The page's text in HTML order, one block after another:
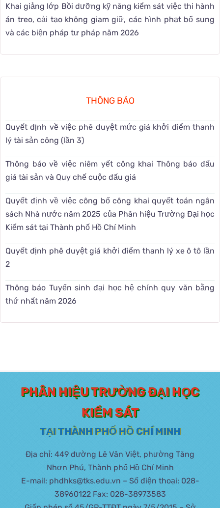
Khai giảng lớp Bồi dưỡng kỹ năng kiểm sát việc thi hành
án treo, cải tạo không giam giữ, các hình phạt bổ sung
và các biện pháp tư pháp năm 2026
THÔNG BÁO
Quyết định về việc phê duyệt mức giá khởi điểm thanh
lý tài sản công (lần 3)
Thông báo về việc niêm yết công khai Thông báo đấu
giá tài sản và Quy chế cuộc đấu giá
Quyết định về việc công bố công khai quyết toán ngân
sách Nhà nước năm 2025 của Phân hiệu Trường Đại học
Kiểm sát tại Thành phố Hồ Chí Minh
Quyết định phê duyệt giá khởi điểm thanh lý xe ô tô lần
2
Thông báo Tuyển sinh đại học hệ chính quy văn bằng
thứ nhất năm 2026
PHÂN HIỆU TRƯỜNG ĐẠI HỌC
KIỂM SÁT
TẠI THÀNH PHỐ HỒ CHÍ MINH
Địa chỉ: 449 đường Lê Văn Việt, phường Tăng
Nhơn Phú, Thành phố Hồ Chí Minh
E-mail: phdhks@tks.edu.vn – Số điện thoại: 028-
38960122 Fax: 028-38973583